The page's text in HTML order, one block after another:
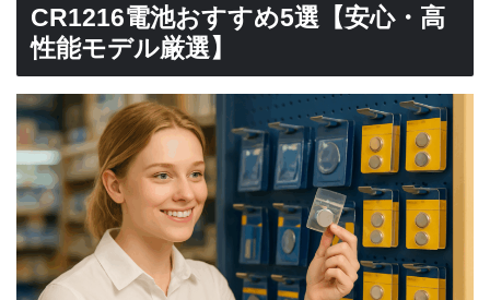
CR1216電池おすすめ5選【安心・高
性能モデル厳選】